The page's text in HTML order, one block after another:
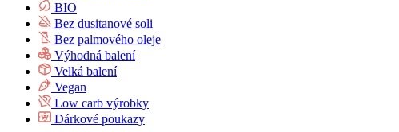
BIO
Bez dusitanové soli
Bez palmového oleje
Výhodná balení
Velká balení
Vegan
Low carb výrobky
Dárkové poukazy